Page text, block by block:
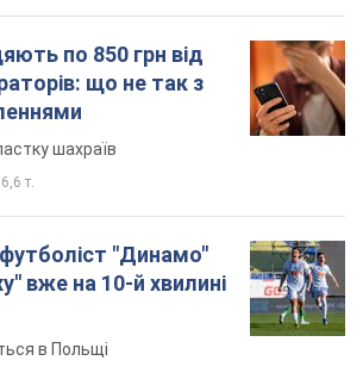
по 850 грн від
що не так з
шахраїв
т.
"Динамо"
вже на 10-й хвилині
в Польщі